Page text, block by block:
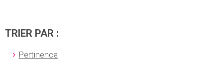
TRIER PAR :
Pertinence